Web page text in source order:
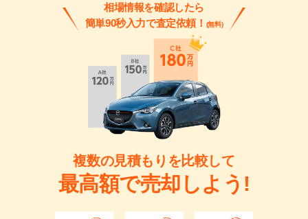
相場情報を確認したら
簡単90秒入力で査定依頼！ (無料)
複数の見積もりを比較して
最高額で売却しよう!